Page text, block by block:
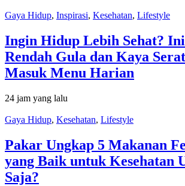
Gaya Hidup, Inspirasi, Kesehatan, Lifestyle
Ingin Hidup Lebih Sehat?
Rendah Gula dan Kaya
Masuk Menu Harian
24 jam yang lalu
Gaya Hidup, Kesehatan, Lifestyle
Pakar Ungkap 5 Makanan
yang Baik untuk Kesehatan
Saja?